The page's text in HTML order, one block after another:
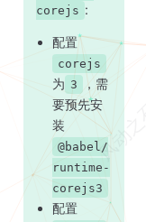
corejs :
配置
corejs
为 3
，需
要预先安
装
@babel/
runtime-
corejs3
配置